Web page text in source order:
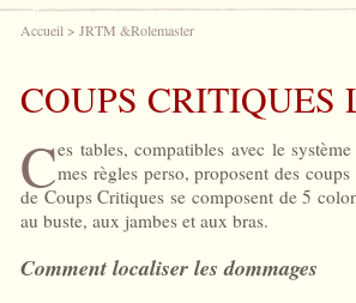
Accueil > JRTM &Rolemaster
COUPS CRITIQUES
Ces tables, compatibles avec le
mes règles perso, proposent des
de Coups Critiques se composent de 5
au buste, aux jambes et aux bras.
Comment localiser les dommages